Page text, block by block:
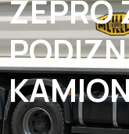
ZEPRO